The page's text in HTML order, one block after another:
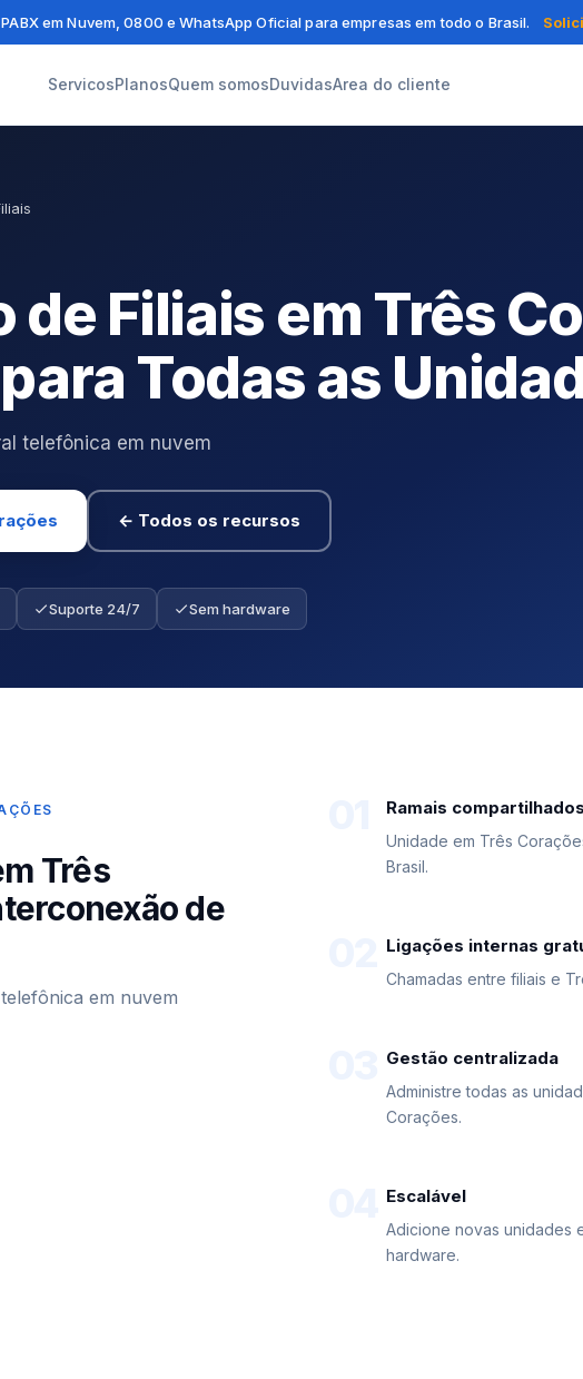
em Nuvem, 0800 e WhatsApp Oficial para empresas em todo o Brasil.
ServicosPlanosQuem somosDuvidasArea do cliente
de Filiais em Três
Todas as
telefônica em nuvem
← Todos os recursos
Suporte 24/7 Sem hardware
Três
de
em nuvem
Ramais compartilhados
Unidade em Três
Brasil.
Ligações internas
Chamadas entre filiais e
Gestão centralizada
Administre todas as
Corações.
Escalável
Adicione novas unidades
hardware.